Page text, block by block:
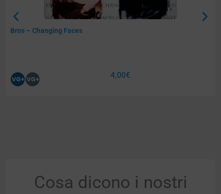
Bros – Changing Faces
4,00€
Cosa dicono i nostri